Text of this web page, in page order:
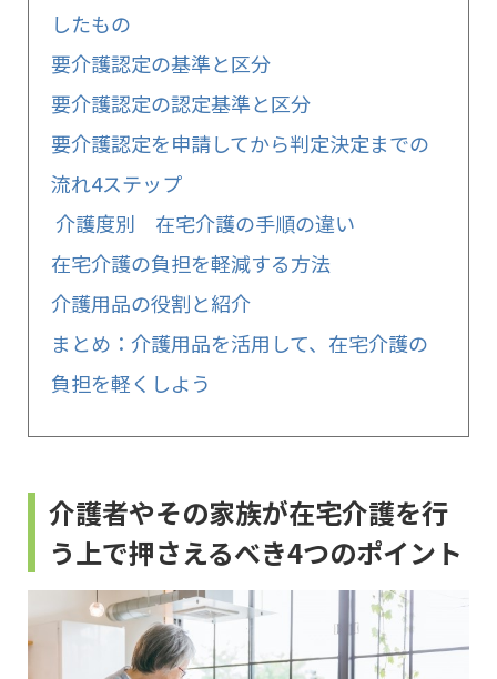
したもの
要介護認定の基準と区分
要介護認定の認定基準と区分
要介護認定を申請してから判定決定までの
流れ4ステップ
介護度別 在宅介護の手順の違い
在宅介護の負担を軽減する方法
介護用品の役割と紹介
まとめ：介護用品を活用して、在宅介護の
負担を軽くしよう
介護者やその家族が在宅介護を行
う上で押さえるべき4つのポイント